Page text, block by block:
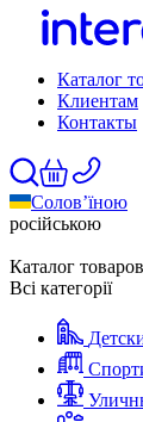
Каталог
Клиентам
Контакты
Солов’їною
російською
Каталог товаров
Всі категорії